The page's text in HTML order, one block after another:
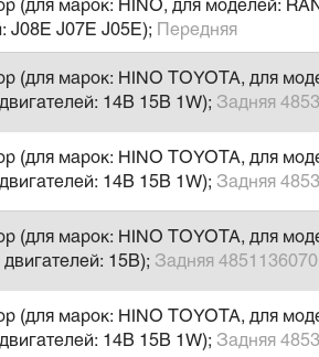
(для марок: HINO, для моделей:
J08E J07E J05E);
Передняя
(для марок: HINO TOYOTA, для
14B 15B 1W); Задняя
(для марок: HINO TOYOTA, для
14B 15B 1W); Задняя
(для марок: HINO TOYOTA, для
15B); Задняя 4851136070
(для марок: HINO TOYOTA, для
14B 15B 1W); Задняя